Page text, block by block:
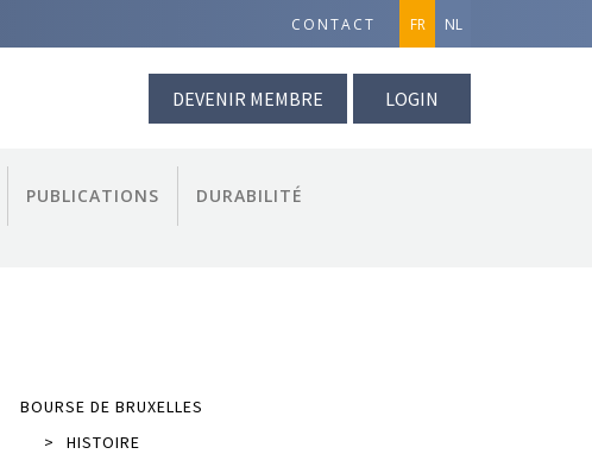
CONTACT FR NL
DEVENIR MEMBRE LOGIN
PUBLICATIONS DURABILITÉ
BOURSE DE BRUXELLES
>
HISTOIRE